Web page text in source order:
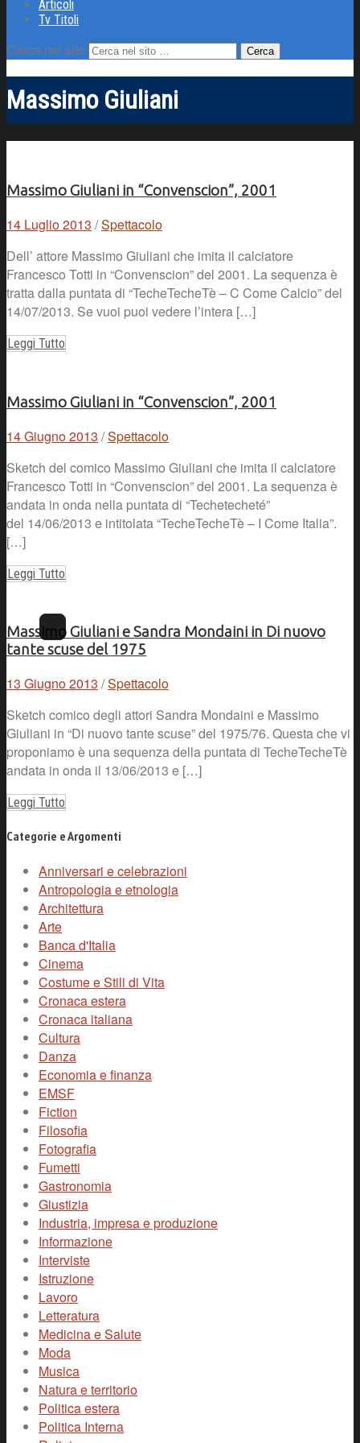
Articoli
Tv Titoli
Cerca nel sito
Massimo Giuliani
Massimo Giuliani in “Convenscion”, 2001
14 Luglio 2013 /Spettacolo
Dell’ attore Massimo Giuliani che imita il calciatore
Francesco Totti in “Convenscion” del 2001. La sequenza è
tratta dalla puntata di “TecheTecheTè – C Come Calcio” del
14/07/2013. Se vuoi puoi vedere l’intera […]
Leggi Tutto
Massimo Giuliani in “Convenscion”, 2001
14 Giugno 2013 /Spettacolo
Sketch del comico Massimo Giuliani che imita il calciatore
Francesco Totti in “Convenscion” del 2001. La sequenza è
andata in onda nella puntata di “Techetecheté”
del 14/06/2013 e intitolata “TecheTecheTè – I Come Italia”.
[…]
Leggi Tutto
Massimo Giuliani e Sandra Mondaini in Di nuovo
tante scuse del 1975
13 Giugno 2013 /Spettacolo
Sketch comico degli attori Sandra Mondaini e Massimo
Giuliani in “Di nuovo tante scuse” del 1975/76. Questa che vi
proponiamo è una sequenza della puntata di TecheTecheTè
andata in onda il 13/06/2013 e […]
Leggi Tutto
Categorie e Argomenti
Anniversari e celebrazioni
Antropologia e etnologia
Architettura
Arte
Banca d'Italia
Cinema
Costume e Stili di Vita
Cronaca estera
Cronaca italiana
Cultura
Danza
Economia e finanza
EMSF
Fiction
Filosofia
Fotografia
Fumetti
Gastronomia
Giustizia
Industria, impresa e produzione
Informazione
Interviste
Istruzione
Lavoro
Letteratura
Medicina e Salute
Moda
Musica
Natura e territorio
Politica estera
Politica Interna